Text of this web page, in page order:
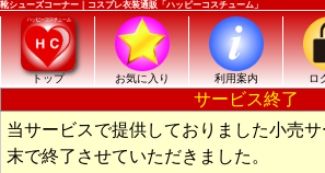
靴シューズコーナー｜コスプレ衣装通販「ハッピーコスチューム」
トップ お気に入り 利用案内 ロ
サービス終了
当サービスで提供しておりました小売
末で終了させていただきました。